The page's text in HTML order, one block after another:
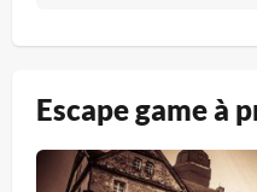
Escape game à